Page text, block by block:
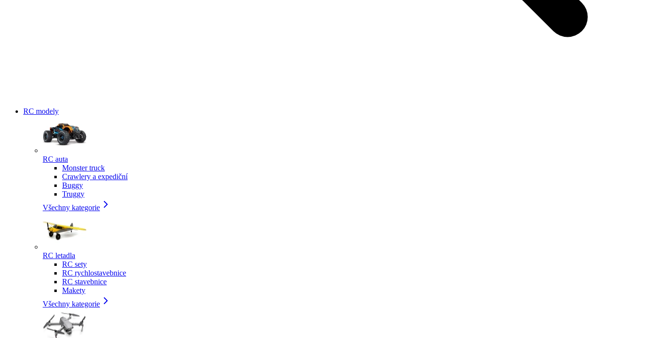
RC modely
RC auta
Monster truck
Crawlery a expediční
Buggy
Truggy
Všechny kategorie
RC letadla
RC sety
RC rychlostavebnice
RC stavebnice
Makety
Všechny kategorie